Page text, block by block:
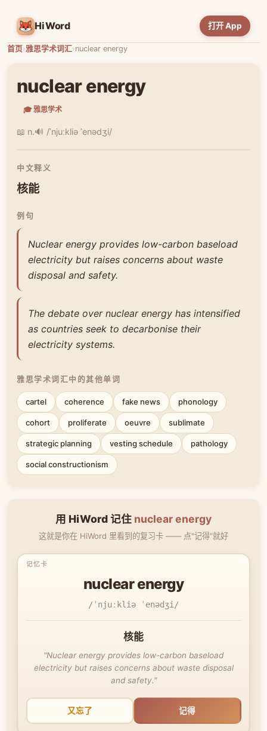
HiWord 打开 App
首页›雅思学术词汇›nuclear energy
nuclear energy
🎓 雅思学术
📖 n.🔊 /ˈnjuːkliə ˈenədʒi/
中文释义
核能
例句
Nuclear energy provides low-carbon baseload
electricity but raises concerns about waste
disposal and safety.
The debate over nuclear energy has intensified
as countries seek to decarbonise their
electricity systems.
雅思学术词汇中的其他单词
cartel coherence fake news phonology
cohort proliferate oeuvre sublimate
strategic planning vesting schedule pathology
social constructionism
用 HiWord 记住 nuclear energy
这就是你在 HiWord 里看到的复习卡 —— 点"记得"就好
nuclear energy
/ˈnjuːkliə ˈenədʒi/
核能
"Nuclear energy provides low-carbon baseload
electricity but raises concerns about waste disposal
and safety."
又忘了 记得